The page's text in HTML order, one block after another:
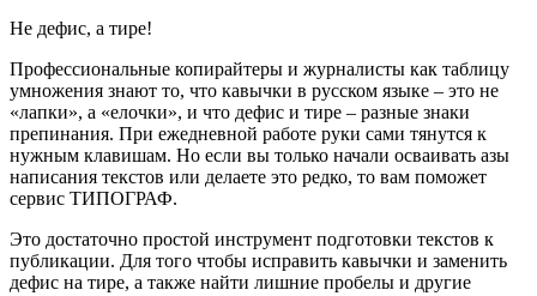
Не дефис, а тире!
Профессиональные копирайтеры и журналисты как таблицу
умножения знают то, что кавычки в русском языке – это не
«лапки», а «елочки», и что дефис и тире – разные знаки
препинания. При ежедневной работе руки сами тянутся к
нужным клавишам. Но если вы только начали осваивать азы
написания текстов или делаете это редко, то вам поможет
сервис ТИПОГРАФ.
Это достаточно простой инструмент подготовки текстов к
публикации. Для того чтобы исправить кавычки и заменить
дефис на тире, а также найти лишние пробелы и другие